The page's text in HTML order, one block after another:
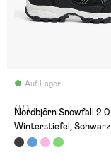
Auf Lager
(44)
Nordbjörn Snowfall 2.0
Winterstiefel, Schwarz